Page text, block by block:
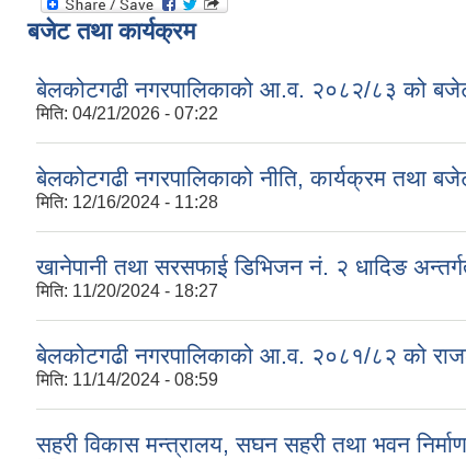
बजेट तथा कार्यक्रम
बेलकोटगढी नगरपालिकाको आ.व. २०८२/८३ को
मिति: 04/21/2026 - 07:22
बेलकोटगढी नगरपालिकाको नीति, कार्यक्रम तथा
मिति: 12/16/2024 - 11:28
खानेपानी तथा सरसफाई डिभिजन नं. २ धादिङ
मिति: 11/20/2024 - 18:27
बेलकोटगढी नगरपालिकाको आ.व. २०८१/८२ को
मिति: 11/14/2024 - 08:59
सहरी विकास मन्त्रालय, सघन सहरी तथा भवन